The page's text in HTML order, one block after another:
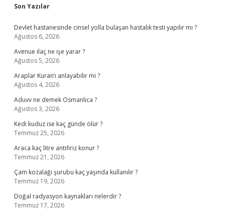
Sidebar
Son Yazılar
Devlet hastanesinde cinsel yolla bulaşan hastalık testi yapılır mı ?
Ağustos 6, 2026
Avenue ilaç ne işe yarar ?
Ağustos 5, 2026
Araplar Kuran’ı anlayabilir mi ?
Ağustos 4, 2026
Aduvv ne demek Osmanlıca ?
Ağustos 3, 2026
Kedi kuduz ise kaç günde ölür ?
Temmuz 25, 2026
Araca kaç litre antifiriz konur ?
Temmuz 21, 2026
Çam kozalağı şurubu kaç yaşında kullanılır ?
Temmuz 19, 2026
Doğal radyasyon kaynakları nelerdir ?
Temmuz 17, 2026